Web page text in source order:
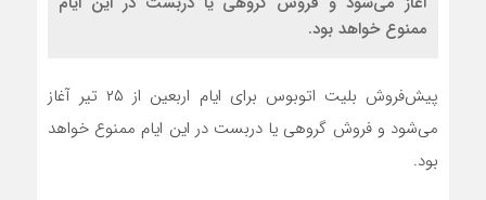
ممنوع خواهد بود.
پیش‌فروش بلیت اتوبوس برای ایام اربعین از ۲۵ تیر آغاز
می‌شود و فروش گروهی یا دربست در این ایام ممنوع خواهد
بود.